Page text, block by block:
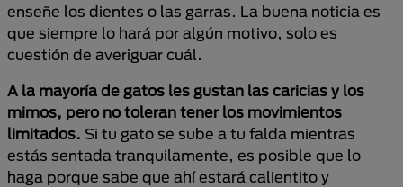
enseñe los dientes o las garras. La buena noticia es
que siempre lo hará por algún motivo, solo es
cuestión de averiguar cuál.
A la mayoría de gatos les gustan las caricias y los
mimos, pero no toleran tener los movimientos
limitados. Si tu gato se sube a tu falda mientras
estás sentada tranquilamente, es posible que lo
haga porque sabe que ahí estará calientito y